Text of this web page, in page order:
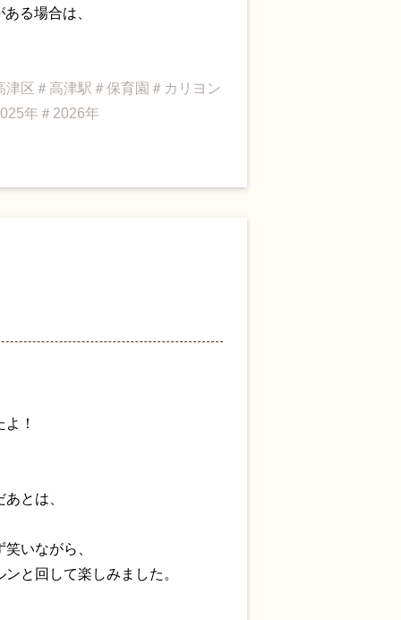
る場合は、
区＃高津駅＃保育園＃カリヨン
年＃2026年
！
とは、
いながら、
と回して楽しみました。